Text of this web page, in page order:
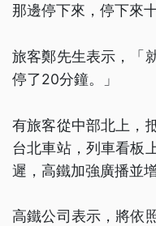
那邊停下來，停下來
旅客鄭先生表示，「
停了20分鐘。」
有旅客從中部北上，
台北車站，列車看板
遲，高鐵加強廣播並
高鐵公司表示，將依